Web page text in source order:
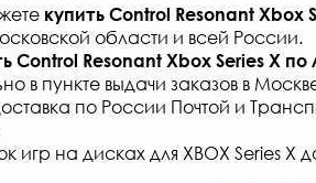
купить Control Resonant Xbox
области и всей России.
Control Resonant Xbox Series X по
в пункте выдачи заказов в
по России Почтой и
игр на дисках для XBOX Series X